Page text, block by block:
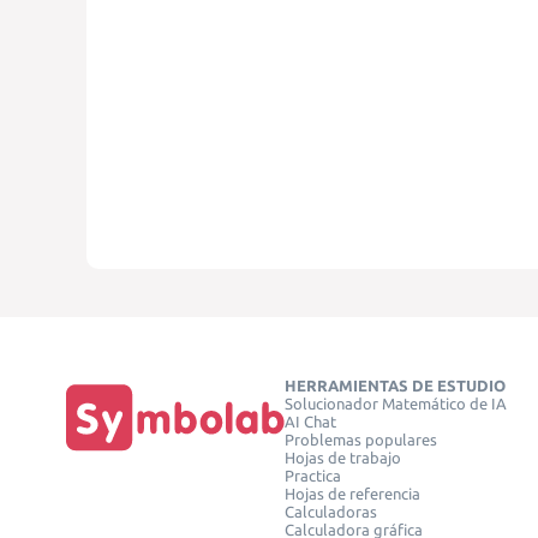
HERRAMIENTAS DE ESTUDIO
Solucionador Matemático de IA
AI Chat
Problemas populares
Hojas de trabajo
Practica
Hojas de referencia
Calculadoras
Calculadora gráfica